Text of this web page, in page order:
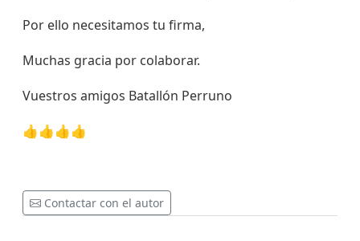
Por ello necesitamos tu firma,
Muchas gracia por colaborar.
Vuestros amigos Batallón Perruno
👍👍👍👍
Contactar con el autor